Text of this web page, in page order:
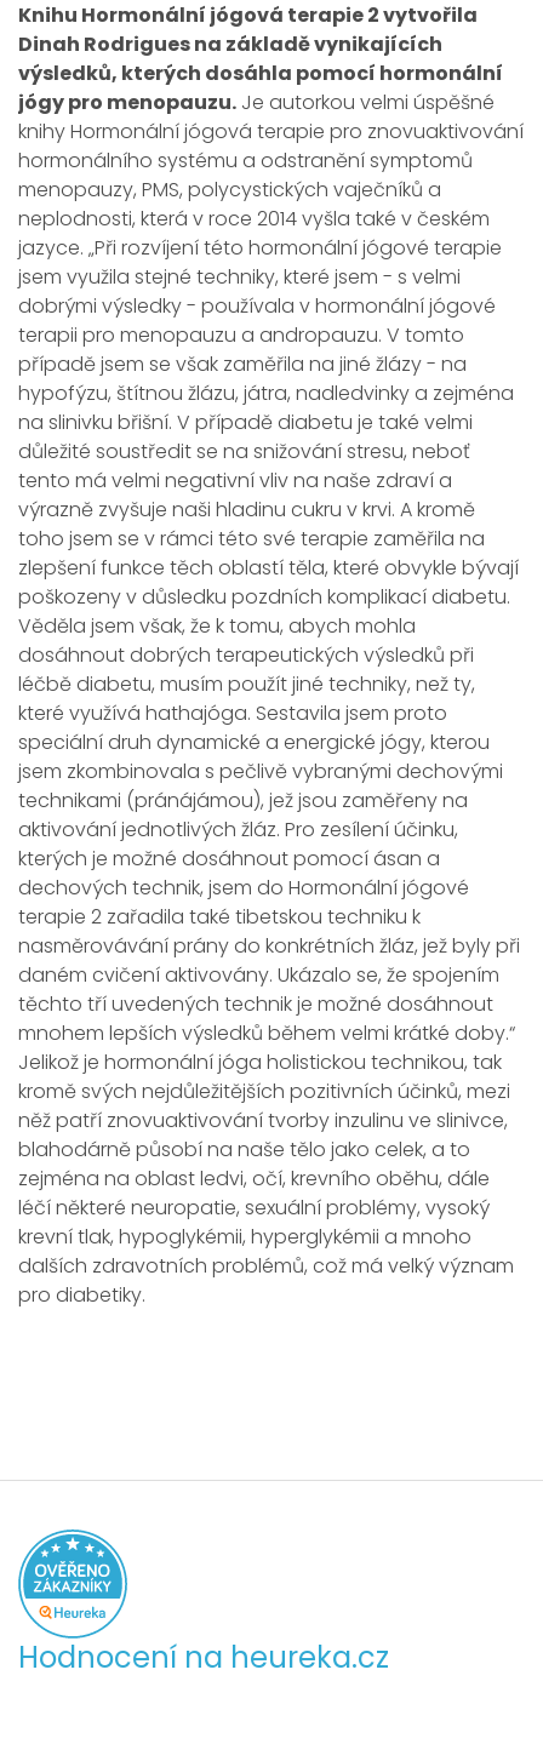
Knihu Hormonální jógová terapie 2 vytvořila
Dinah Rodrigues na základě vynikajících
výsledků, kterých dosáhla pomocí hormonální
jógy pro menopauzu. Je autorkou velmi úspěšné
knihy Hormonální jógová terapie pro znovuaktivování
hormonálního systému a odstranění symptomů
menopauzy, PMS, polycystických vaječníků a
neplodnosti, která v roce 2014 vyšla také v českém
jazyce. „Při rozvíjení této hormonální jógové terapie
jsem využila stejné techniky, které jsem - s velmi
dobrými výsledky - používala v hormonální jógové
terapii pro menopauzu a andropauzu. V tomto
případě jsem se však zaměřila na jiné žlázy - na
hypofýzu, štítnou žlázu, játra, nadledvinky a zejména
na slinivku břišní. V případě diabetu je také velmi
důležité soustředit se na snižování stresu, neboť
tento má velmi negativní vliv na naše zdraví a
výrazně zvyšuje naši hladinu cukru v krvi. A kromě
toho jsem se v rámci této své terapie zaměřila na
zlepšení funkce těch oblastí těla, které obvykle bývají
poškozeny v důsledku pozdních komplikací diabetu.
Věděla jsem však, že k tomu, abych mohla
dosáhnout dobrých terapeutických výsledků při
léčbě diabetu, musím použít jiné techniky, než ty,
které využívá hathajóga. Sestavila jsem proto
speciální druh dynamické a energické jógy, kterou
jsem zkombinovala s pečlivě vybranými dechovými
technikami (pránájámou), jež jsou zaměřeny na
aktivování jednotlivých žláz. Pro zesílení účinku,
kterých je možné dosáhnout pomocí ásan a
dechových technik, jsem do Hormonální jógové
terapie 2 zařadila také tibetskou techniku k
nasměrovávání prány do konkrétních žláz, jež byly při
daném cvičení aktivovány. Ukázalo se, že spojením
těchto tří uvedených technik je možné dosáhnout
mnohem lepších výsledků během velmi krátké doby.“
Jelikož je hormonální jóga holistickou technikou, tak
kromě svých nejdůležitějších pozitivních účinků, mezi
něž patří znovuaktivování tvorby inzulinu ve slinivce,
blahodárně působí na naše tělo jako celek, a to
zejména na oblast ledvi, očí, krevního oběhu, dále
léčí některé neuropatie, sexuální problémy, vysoký
krevní tlak, hypoglykémii, hyperglykémii a mnoho
dalších zdravotních problémů, což má velký význam
pro diabetiky.
Hodnocení na heureka.cz